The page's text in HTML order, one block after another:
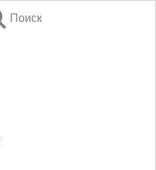
Поиск